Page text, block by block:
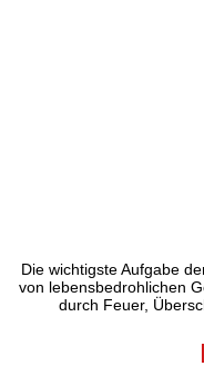
Die wichtigste Aufgabe
von lebensbedrohlichen
durch Feuer,